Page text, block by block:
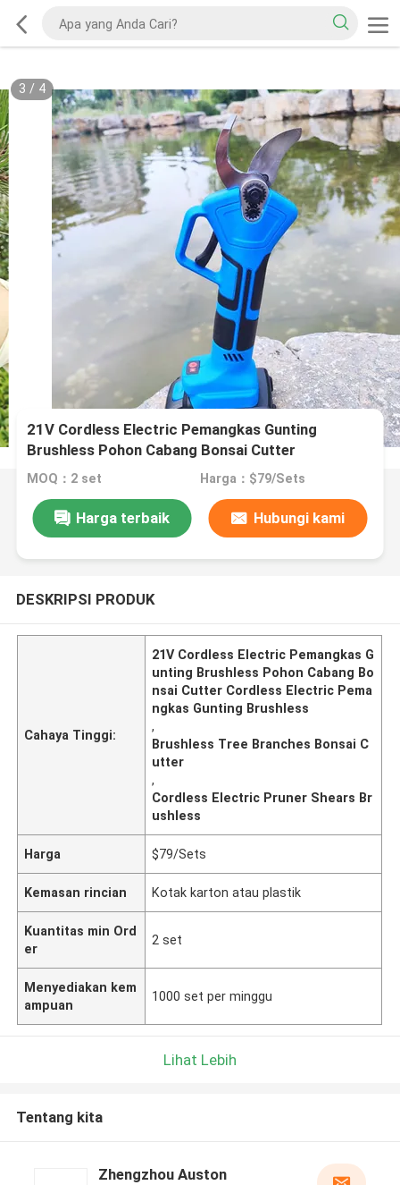
3 / 4
21V Cordless Electric Pemangkas Gunting
Brushless Pohon Cabang Bonsai Cutter
MOQ：2 set Harga：$79/Sets
Harga terbaik Hubungi kami
DESKRIPSI PRODUK
Cahaya Tinggi:
21V Cordless Electric Pemangkas G
unting Brushless Pohon Cabang Bo
nsai Cutter Cordless Electric Pema
ngkas Gunting Brushless
,
Brushless Tree Branches Bonsai C
utter
,
Cordless Electric Pruner Shears Br
ushless
Harga $79/Sets
Kemasan rincian Kotak karton atau plastik
Kuantitas min Ord
er
2 set
Menyediakan kem
ampuan
1000 set per minggu
Lihat Lebih
Tentang kita
Zhengzhou Auston